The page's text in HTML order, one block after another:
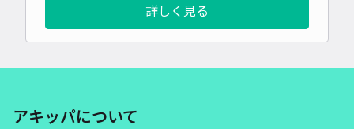
詳しく見る
アキッパについて